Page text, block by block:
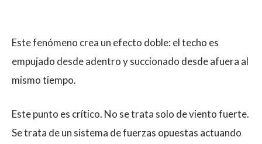
Este fenómeno crea un efecto doble: el techo es
empujado desde adentro y succionado desde afuera al
mismo tiempo.
Este punto es crítico. No se trata solo de viento fuerte.
Se trata de un sistema de fuerzas opuestas actuando